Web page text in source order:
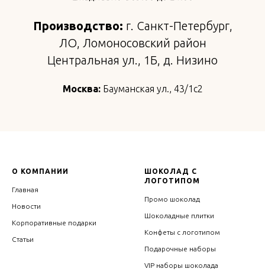
Производство: г. Санкт-Петербург,
ЛО, Ломоносовский район
Центральная ул., 1Б, д. Низино
Москва:Бауманская ул., 43/1с2
О КОМПАНИИ
Главная
Новости
Корпоративные подарки
Статьи
ШОКОЛАД С
ЛОГОТИПОМ
Промо шоколад
Шоколадные плитки
Конфеты с логотипом
Подарочные наборы
VIP наборы шоколада